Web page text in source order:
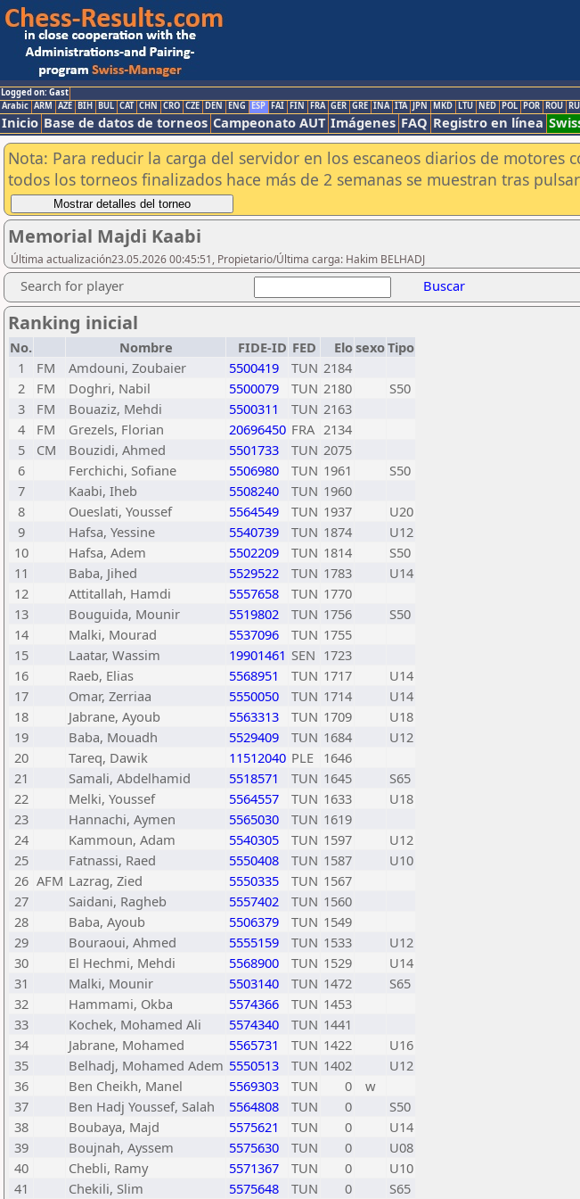
Logged on: Gast
Arabic ARM AZE BIH BUL CAT CHN CRO CZE DEN ENG ESP FAI FIN FRA GER GRE INA ITA JPN MKD LTU NED POL POR ROU
Inicio Base de datos de torneos Campeonato AUT Imágenes FAQ Registro en línea
Nota: Para reducir la carga del servidor en los escaneos diarios de motores
todos los torneos finalizados hace más de 2 semanas se muestran tras
Memorial Majdi Kaabi
Última actualización23.05.2026 00:45:51, Propietario/Última carga: Hakim BELHADJ
Search for player Buscar
Ranking inicial
No. Nombre FIDE-ID FED ElosexoTipo
1
FM Amdouni, Zoubaier 5500419 TUN 2184
2
FM Doghri, Nabil 5500079 TUN 2180
S50
3
FM Bouaziz, Mehdi 5500311 TUN 2163
4
FM Grezels, Florian 20696450 FRA 2134
5
CM Bouzidi, Ahmed 5501733 TUN 2075
6
Ferchichi, Sofiane 5506980 TUN 1961
S50
7
Kaabi, Iheb 5508240 TUN 1960
8
Oueslati, Youssef 5564549 TUN 1937
U20
9
Hafsa, Yessine 5540739 TUN 1874
U12
10
Hafsa, Adem 5502209 TUN 1814
S50
11
Baba, Jihed 5529522 TUN 1783
U14
12
Attitallah, Hamdi 5557658 TUN 1770
13
Bouguida, Mounir 5519802 TUN 1756
S50
14
Malki, Mourad 5537096 TUN 1755
15
Laatar, Wassim 19901461 SEN 1723
16
Raeb, Elias 5568951 TUN 1717
U14
17
Omar, Zerriaa 5550050 TUN 1714
U14
18
Jabrane, Ayoub 5563313 TUN 1709
U18
19
Baba, Mouadh 5529409 TUN 1684
U12
20
Tareq, Dawik 11512040 PLE 1646
21
Samali, Abdelhamid 5518571 TUN 1645
S65
22
Melki, Youssef 5564557 TUN 1633
U18
23
Hannachi, Aymen 5565030 TUN 1619
24
Kammoun, Adam 5540305 TUN 1597
U12
25
Fatnassi, Raed 5550408 TUN 1587
U10
26 AFM Lazrag, Zied 5550335 TUN 1567
27
Saidani, Ragheb 5557402 TUN 1560
28
Baba, Ayoub 5506379 TUN 1549
29
Bouraoui, Ahmed 5555159 TUN 1533
U12
30
El Hechmi, Mehdi 5568900 TUN 1529
U14
31
Malki, Mounir 5503140 TUN 1472
S65
32
Hammami, Okba 5574366 TUN 1453
33
Kochek, Mohamed Ali 5574340 TUN 1441
34
Jabrane, Mohamed 5565731 TUN 1422
U16
35
Belhadj, Mohamed Adem 5550513 TUN 1402
U12
36
Ben Cheikh, Manel 5569303 TUN 0
w
37
Ben Hadj Youssef, Salah 5564808 TUN 0
S50
38
Boubaya, Majd 5575621 TUN 0
U14
39
Boujnah, Ayssem 5575630 TUN 0
U08
40
Chebli, Ramy 5571367 TUN 0
U10
41
Chekili, Slim 5575648 TUN 0 S65